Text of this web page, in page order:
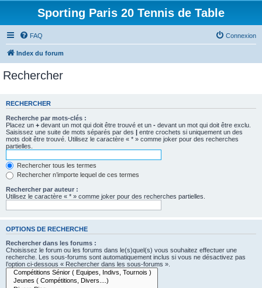
Sporting Paris 20 Tennis de Table
FAQ Connexion
Index du forum
Rechercher
RECHERCHER
Recherche par mots-clés :
Placez un + devant un mot qui doit être trouvé et un - devant un mot qui doit être exclu.
Saisissez une suite de mots séparés par des | entre crochets si uniquement un des
mots doit être trouvé. Utilisez le caractère « * » comme joker pour des recherches
partielles.
Rechercher tous les termes
Rechercher n’importe lequel de ces termes
Rechercher par auteur :
Utilisez le caractère « * » comme joker pour des recherches partielles.
OPTIONS DE RECHERCHE
Rechercher dans les forums :
Choisissez le forum ou les forums dans le(s)quel(s) vous souhaitez effectuer une
recherche. Les sous-forums sont automatiquement inclus si vous ne désactivez pas
l’option ci-dessous « Rechercher dans les sous-forums ».